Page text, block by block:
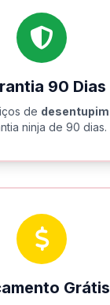
90 Dias
de
ninja de 90 dias.
Grátis